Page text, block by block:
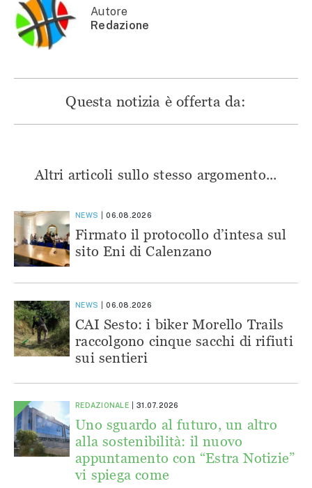
finestra)
Autore
Redazione
Questa notizia è offerta da:
Altri articoli sullo stesso argomento...
NEWS 06.08.2026
Firmato il protocollo d’intesa sul
sito Eni di Calenzano
NEWS 06.08.2026
CAI Sesto: i biker Morello Trails
raccolgono cinque sacchi di rifiuti
sui sentieri
REDAZIONALE 31.07.2026
Uno sguardo al futuro, un altro
alla sostenibilità: il nuovo
appuntamento con “Estra Notizie”
vi spiega come